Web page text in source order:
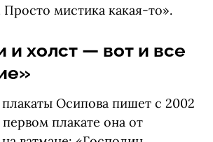
мистика какая-то».
и холст — вот и все
Осипова пишет с 2002
плакате она от